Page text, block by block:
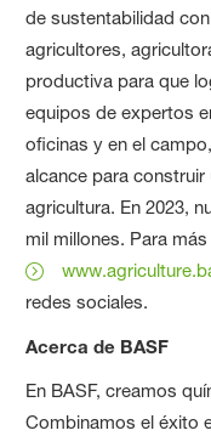
de sustentabilidad
agricultores,
productiva para que
equipos de expertos
oficinas y en el
alcance para
agricultura. En 2023,
mil millones. Para
redes sociales.
Acerca de BASF
En BASF, creamos
Combinamos el éxito